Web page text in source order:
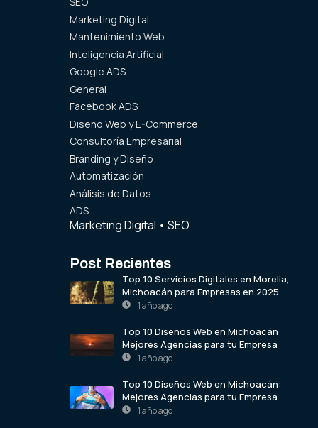
Marketing Digital
Mantenimiento Web
Inteligencia Artificial
Google ADS
General
Facebook ADS
Diseño Web y E-Commerce
Consultoría Empresarial
Branding y Diseño
Automatización
Análisis de Datos
ADS
Marketing Digital • SEO
Post Recientes
Top 10 Servicios Digitales en Morelia,
Michoacán para Empresas en 2025
1 año ago
Top 10 Diseños Web en Michoacán:
Mejores Agencias para tu Empresa
1 año ago
Top 10 Diseños Web en Michoacán:
Mejores Agencias para tu Empresa
1 año ago